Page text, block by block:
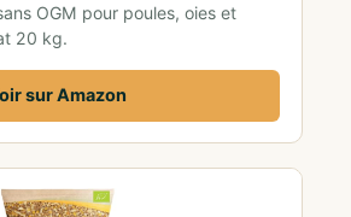
OGM pour poules, oies et
20 kg.
sur Amazon